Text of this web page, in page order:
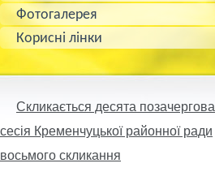
Фотогалерея
Корисні лінки
Скликається десята позачергова
сесія Кременчуцької районної ради
восьмого скликання